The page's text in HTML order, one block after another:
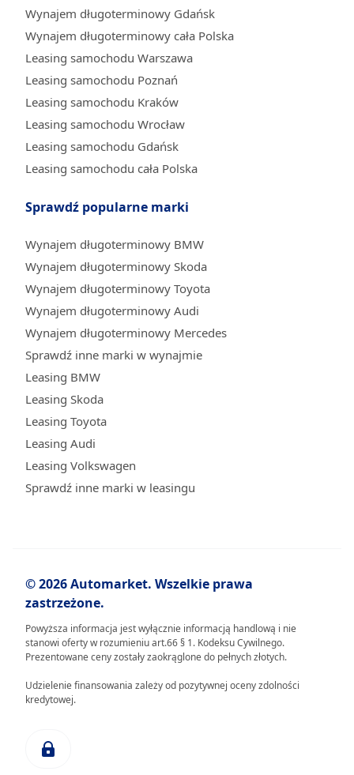
Wynajem długoterminowy Gdańsk
Wynajem długoterminowy cała Polska
Leasing samochodu Warszawa
Leasing samochodu Poznań
Leasing samochodu Kraków
Leasing samochodu Wrocław
Leasing samochodu Gdańsk
Leasing samochodu cała Polska
Sprawdź popularne marki
Wynajem długoterminowy BMW
Wynajem długoterminowy Skoda
Wynajem długoterminowy Toyota
Wynajem długoterminowy Audi
Wynajem długoterminowy Mercedes
Sprawdź inne marki w wynajmie
Leasing BMW
Leasing Skoda
Leasing Toyota
Leasing Audi
Leasing Volkswagen
Sprawdź inne marki w leasingu
© 2026 Automarket. Wszelkie prawa
zastrzeżone.
Powyższa informacja jest wyłącznie informacją handlową i nie
stanowi oferty w rozumieniu art.66 § 1. Kodeksu Cywilnego.
Prezentowane ceny zostały zaokrąglone do pełnych złotych.
Udzielenie finansowania zależy od pozytywnej oceny zdolności
kredytowej.